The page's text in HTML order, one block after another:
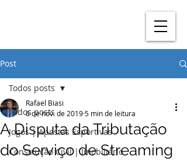
Post
Todos posts
Jogos | Apostas Esportivas
Construção Civil | Imobiliário
Todos posts
A Disputa da Tributação
do Serviço de Streaming
Rafael Biasi
6 de nov. de 20195 min de leitura